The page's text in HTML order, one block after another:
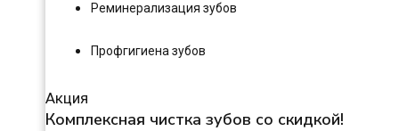
Реминерализация зубов
Профгигиена зубов
Акция
Комплексная чистка зубов со скидкой!